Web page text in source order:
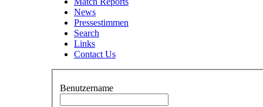
News
Pressestimmen
Search
Links
Contact Us
Benutzername